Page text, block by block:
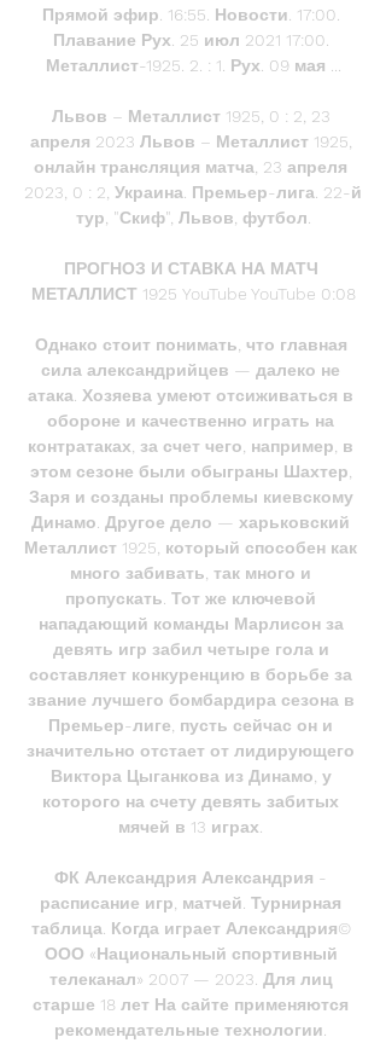
Прямой эфир. 16:55. Новости. 17:00.
Плавание Рух. 25 июл 2021 17:00.
Металлист-1925. 2. : 1. Рух. 09 мая ...
Львов – Металлист 1925, 0 : 2, 23
апреля 2023 Львов – Металлист 1925,
онлайн трансляция матча, 23 апреля
2023, 0 : 2, Украина. Премьер-лига. 22-й
тур, "Скиф", Львов, футбол.
ПРОГНОЗ И СТАВКА НА МАТЧ
МЕТАЛЛИСТ 1925 YouTube YouTube 0:08
Однако стоит понимать, что главная
сила александрийцев — далеко не
атака. Хозяева умеют отсиживаться в
обороне и качественно играть на
контратаках, за счет чего, например, в
этом сезоне были обыграны Шахтер,
Заря и созданы проблемы киевскому
Динамо. Другое дело — харьковский
Металлист 1925, который способен как
много забивать, так много и
пропускать. Тот же ключевой
нападающий команды Марлисон за
девять игр забил четыре гола и
составляет конкуренцию в борьбе за
звание лучшего бомбардира сезона в
Премьер-лиге, пусть сейчас он и
значительно отстает от лидирующего
Виктора Цыганкова из Динамо, у
которого на счету девять забитых
мячей в 13 играх.
ФК Александрия Александрия -
расписание игр, матчей. Турнирная
таблица. Когда играет Александрия©
ООО «Национальный спортивный
телеканал» 2007 — 2023. Для лиц
старше 18 лет На сайте применяются
рекомендательные технологии.